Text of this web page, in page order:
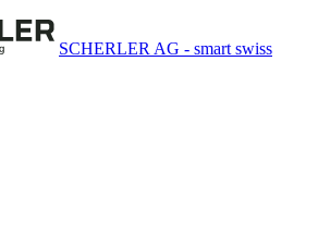
SCHERLER AG - smart swiss